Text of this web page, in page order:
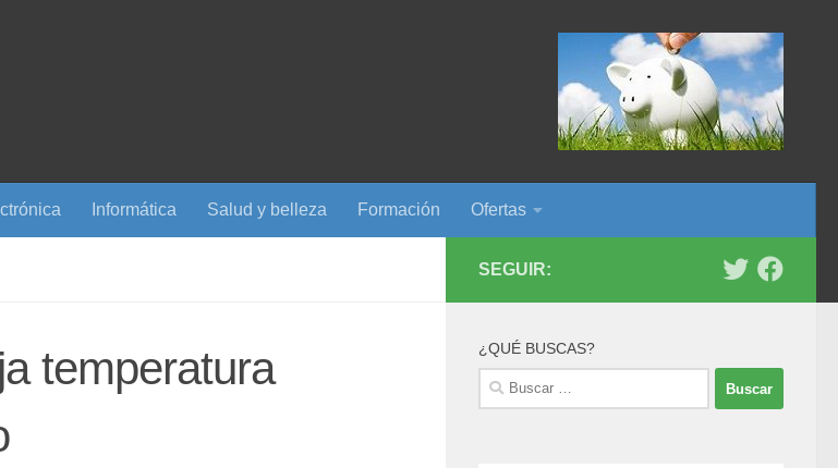
Informática Salud y belleza Formación Ofertas
temperatura
SEGUIR:
¿QUÉ BUSCAS?
Buscar: